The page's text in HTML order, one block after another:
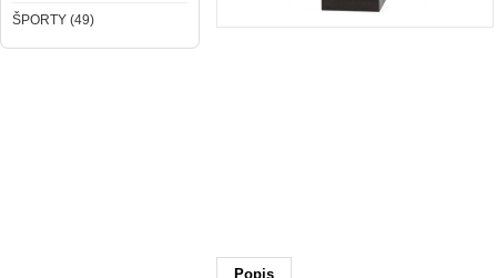
ŠPORTY (49)
Popis